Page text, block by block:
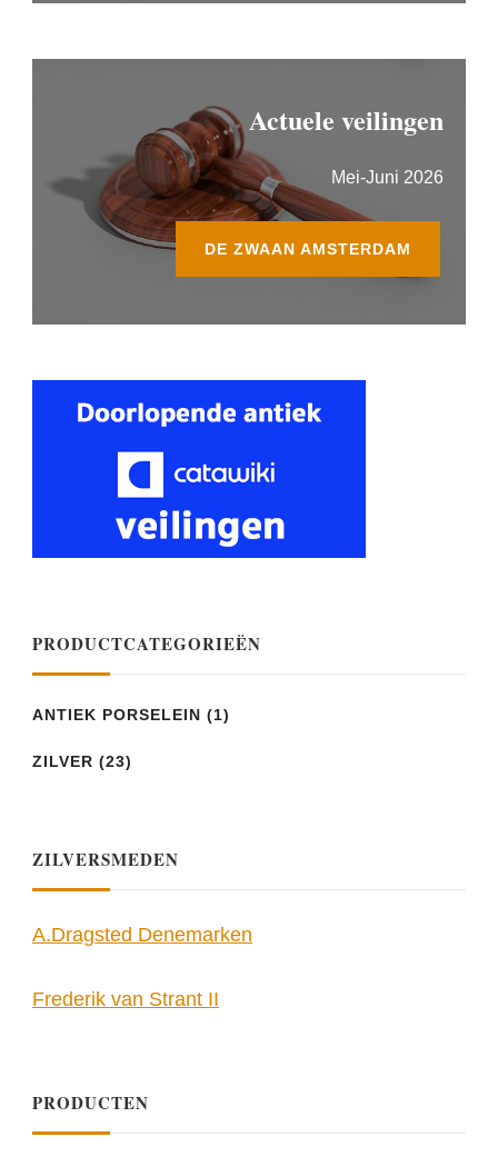
Actuele veilingen
Mei-Juni 2026
DE ZWAAN AMSTERDAM
PRODUCTCATEGORIEËN
ANTIEK PORSELEIN (1)
ZILVER (23)
ZILVERSMEDEN
A.Dragsted Denemarken
Frederik van Strant II
PRODUCTEN